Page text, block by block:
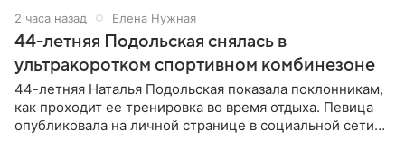
2 часа назад Елена Нужная
44-летняя Подольская снялась в
ультракоротком спортивном комбинезоне
44-летняя Наталья Подольская показала поклонникам,
как проходит ее тренировка во время отдыха. Певица
опубликовала на личной странице в социальной сети